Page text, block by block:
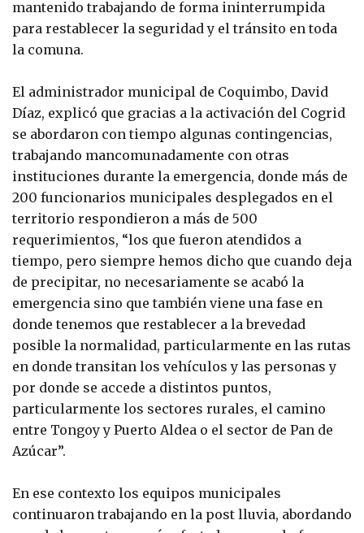
mantenido trabajando de forma ininterrumpida
para restablecer la seguridad y el tránsito en toda
la comuna.
El administrador municipal de Coquimbo, David
Díaz, explicó que gracias a la activación del Cogrid
se abordaron con tiempo algunas contingencias,
trabajando mancomunadamente con otras
instituciones durante la emergencia, donde más de
200 funcionarios municipales desplegados en el
territorio respondieron a más de 500
requerimientos, “los que fueron atendidos a
tiempo, pero siempre hemos dicho que cuando deja
de precipitar, no necesariamente se acabó la
emergencia sino que también viene una fase en
donde tenemos que restablecer a la brevedad
posible la normalidad, particularmente en las rutas
en donde transitan los vehículos y las personas y
por donde se accede a distintos puntos,
particularmente los sectores rurales, el camino
entre Tongoy y Puerto Aldea o el sector de Pan de
Azúcar”.
En ese contexto los equipos municipales
continuaron trabajando en la post lluvia, abordando